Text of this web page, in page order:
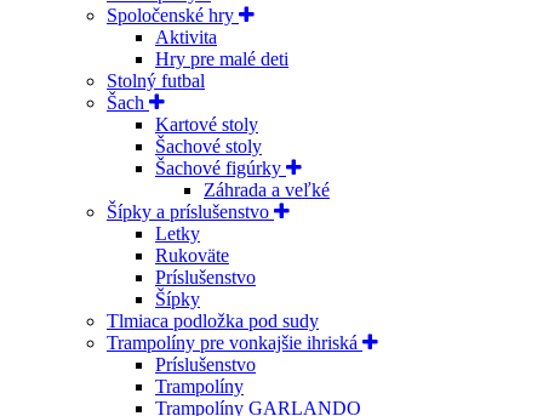
Spoločenské hry
Aktivita
Hry pre malé deti
Stolný futbal
Šach
Kartové stoly
Šachové stoly
Šachové figúrky
Záhrada a veľké
Šípky a príslušenstvo
Letky
Rukoväte
Príslušenstvo
Šípky
Tlmiaca podložka pod sudy
Trampolíny pre vonkajšie ihriská
Príslušenstvo
Trampolíny
Trampolíny GARLANDO